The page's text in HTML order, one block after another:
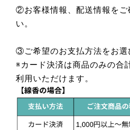
②お客様情報、配送情報をご
い。
③ご希望のお支払方法をお選
※カード決済は商品のみの合
利用いただけます。